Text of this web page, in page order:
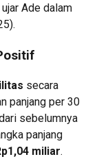
Ade dalam
secara
panjang per 30
sebelumnya
panjang
miliar.